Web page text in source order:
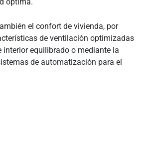
el confort de vivienda, por
de ventilación optimizadas
interior equilibrado o mediante la
de automatización para el